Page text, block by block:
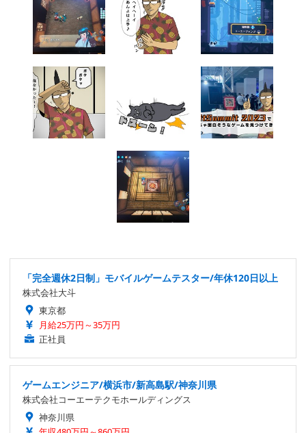
「完全週休2日制」モバイルゲームテスター/年休120日以上
株式会社大斗
東京都
月給25万円～35万円
正社員
ゲームエンジニア/横浜市/新高島駅/神奈川県
株式会社コーエーテクモホールディングス
神奈川県